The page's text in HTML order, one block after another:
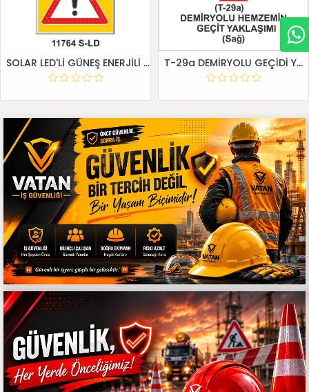
SOLAR LED'Lİ GÜNEŞ ENERJİLİ LEVHA T-29a DEMİRYOLU GEÇİDİ YAKLAŞIM LEVHALARI (Sağ)